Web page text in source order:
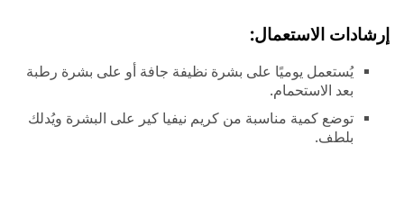
إرشادات الاستعمال:
يُستعمل يوميًا على بشرة نظيفة جافة أو على بشرة رطبة
بعد الاستحمام.
توضع كمية مناسبة من كريم نيفيا كير على البشرة ويُدلك
بلطف.